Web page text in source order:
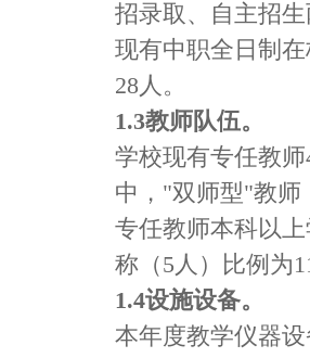
招录取、自主招
现有中职全日制
28人。
1.3教师队伍。
学校现有专任教
中，"双师型"教师
专任教师本科以
称（5人）比例为
1.4设施设备。
本年度教学仪器